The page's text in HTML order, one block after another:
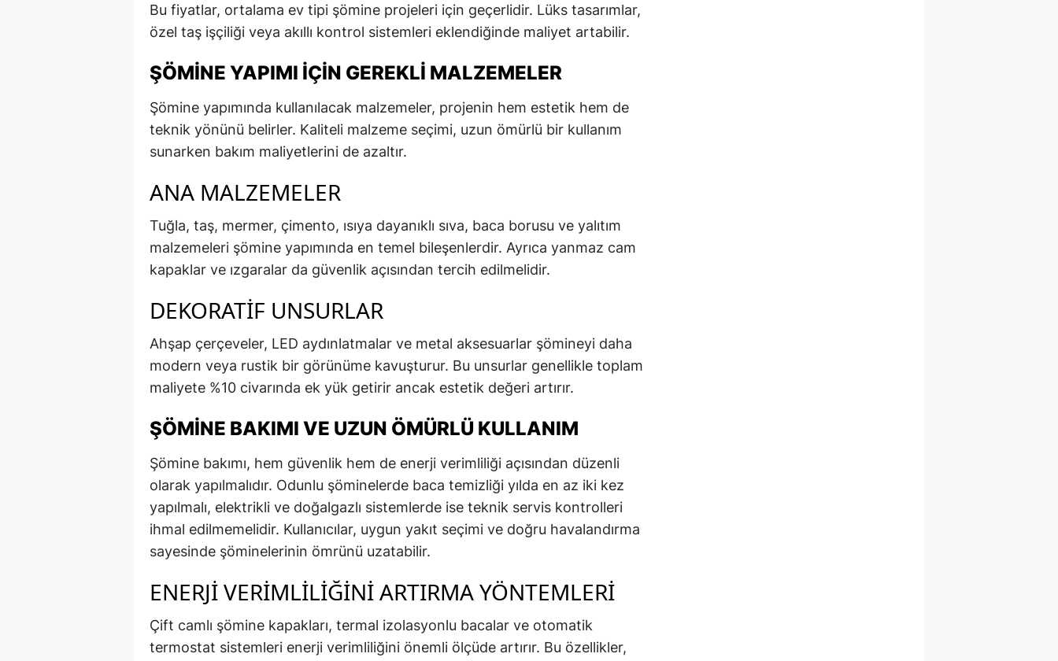
Bu fiyatlar, ortalama ev tipi şömine projeleri için geçerlidir. Lüks tasarımlar,
özel taş işçiliği veya akıllı kontrol sistemleri eklendiğinde maliyet artabilir.
ŞÖMINE YAPIMI İÇIN GEREKLI MALZEMELER
Şömine yapımında kullanılacak malzemeler, projenin hem estetik hem de
teknik yönünü belirler. Kaliteli malzeme seçimi, uzun ömürlü bir kullanım
sunarken bakım maliyetlerini de azaltır.
ANA MALZEMELER
Tuğla, taş, mermer, çimento, ısıya dayanıklı sıva, baca borusu ve yalıtım
malzemeleri şömine yapımında en temel bileşenlerdir. Ayrıca yanmaz cam
kapaklar ve ızgaralar da güvenlik açısından tercih edilmelidir.
DEKORATIF UNSURLAR
Ahşap çerçeveler, LED aydınlatmalar ve metal aksesuarlar şömineyi daha
modern veya rustik bir görünüme kavuşturur. Bu unsurlar genellikle toplam
maliyete %10 civarında ek yük getirir ancak estetik değeri artırır.
ŞÖMINE BAKIMI VE UZUN ÖMÜRLÜ KULLANIM
Şömine bakımı, hem güvenlik hem de enerji verimliliği açısından düzenli
olarak yapılmalıdır. Odunlu şöminelerde baca temizliği yılda en az iki kez
yapılmalı, elektrikli ve doğalgazlı sistemlerde ise teknik servis kontrolleri
ihmal edilmemelidir. Kullanıcılar, uygun yakıt seçimi ve doğru havalandırma
sayesinde şöminelerinin ömrünü uzatabilir.
ENERJI VERIMLILIĞINI ARTIRMA YÖNTEMLERI
Çift camlı şömine kapakları, termal izolasyonlu bacalar ve otomatik
termostat sistemleri enerji verimliliğini önemli ölçüde artırır. Bu özellikler,